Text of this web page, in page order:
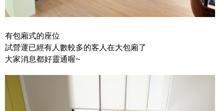
有包廂式的座位
試營運已經有人數較多的客人在大包廂了
大家消息都好靈通喔~